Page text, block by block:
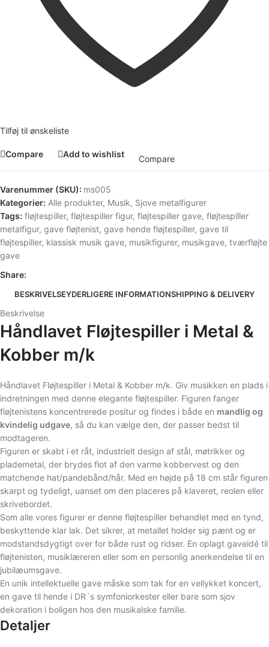
Tilføj til ønskeliste
Compare Add to wishlist
Compare
Varenummer (SKU): ms005
Kategorier: Alle produkter, Musik, Sjove metalfigurer
Tags: fløjtespiller, fløjtespiller figur, fløjtespiller gave, fløjtespiller
metalfigur, gave fløjtenist, gave hende fløjtespiller, gave til
fløjtespiller, klassisk musik gave, musikfigurer, musikgave, tværfløjte
gave
Share:
BESKRIVELSEYDERLIGERE INFORMATIONSHIPPING & DELIVERY
Beskrivelse
Håndlavet Fløjtespiller i Metal &
Kobber m/k
Håndlavet Fløjtespiller i Metal & Kobber m/k. Giv musikken en plads i
indretningen med denne elegante fløjtespiller. Figuren fanger
fløjtenistens koncentrerede positur og findes i både en mandlig og
kvindelig udgave, så du kan vælge den, der passer bedst til
modtageren.
Figuren er skabt i et råt, industrielt design af stål, møtrikker og
plademetal, der brydes flot af den varme kobbervest og den
matchende hat/pandebånd/hår. Med en højde på 18 cm står figuren
skarpt og tydeligt, uanset om den placeres på klaveret, reolen eller
skrivebordet.
Som alle vores figurer er denne fløjtespiller behandlet med en tynd,
beskyttende klar lak. Det sikrer, at metallet holder sig pænt og er
modstandsdygtigt over for både rust og ridser. En oplagt gaveidé til
fløjtenisten, musiklæreren eller som en personlig anerkendelse til en
jubilæumsgave.
En unik intellektuelle gave måske som tak for en vellykket koncert,
en gave til hende i DR´s symfoniorkester eller bare som sjov
dekoration i boligen hos den musikalske familie.
Detaljer